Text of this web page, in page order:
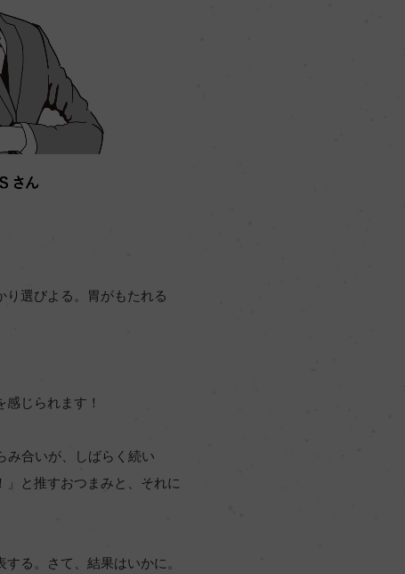
選びよる。胃がもたれる
じられます！
み合いが、しばらく続い
と推すおつまみと、それに
る。さて、結果はいかに。